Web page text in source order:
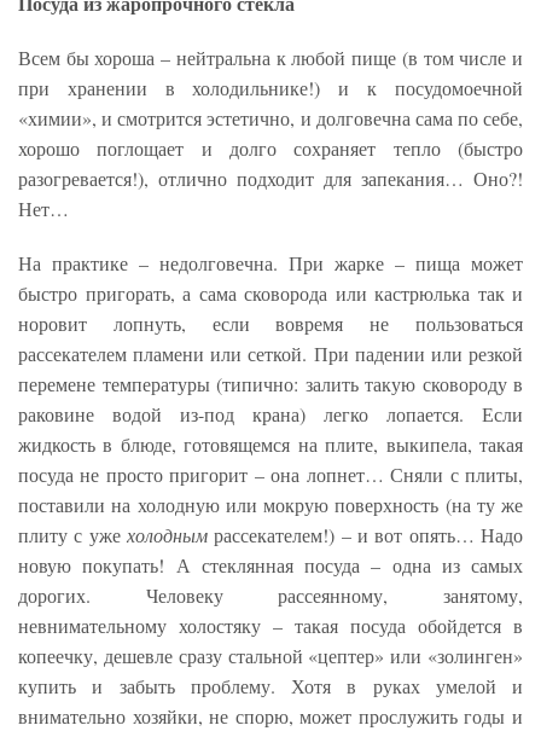
Всем бы хороша – нейтральна к любой пище (в том числе и
при хранении в холодильнике!) и к посудомоечной
«химии», и смотрится эстетично, и долговечна сама по себе,
хорошо поглощает и долго сохраняет тепло (быстро
разогревается!), отлично подходит для запекания… Оно?!
Нет…
На практике – недолговечна. При жарке – пища может
быстро пригорать, а сама сковорода или кастрюлька так и
норовит лопнуть, если вовремя не пользоваться
рассекателем пламени или сеткой. При падении или резкой
перемене температуры (типично: залить такую сковороду в
раковине водой из-под крана) легко лопается. Если
жидкость в блюде, готовящемся на плите, выкипела, такая
посуда не просто пригорит – она лопнет… Сняли с плиты,
поставили на холодную или мокрую поверхность (на ту же
плиту с уже холоднымрассекателем!) – и вот опять… Надо
новую покупать! А стеклянная посуда – одна из самых
дорогих. Человеку рассеянному, занятому,
невнимательному холостяку – такая посуда обойдется в
копеечку, дешевле сразу стальной «цептер» или «золинген»
купить и забыть проблему. Хотя в руках умелой и
внимательно хозяйки, не спорю, может прослужить годы и